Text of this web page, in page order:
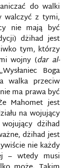
do walki
walczyć z tymi,
nie mają być
dżihad jest
tym, którzy
wojny (dar al-
Boga
walka przeciw
ma prawa być
Mahomet jest
na wojujący
dżihad
dżihad jest
nie każdy
– wtedy musi